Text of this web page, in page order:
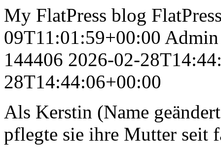
My FlatPress blog
09T11:01:59+00:00 Admin
144406 2026-02-
28T14:44:06+00:00
Als Kerstin (Name
pflegte sie ihre Mutter seit